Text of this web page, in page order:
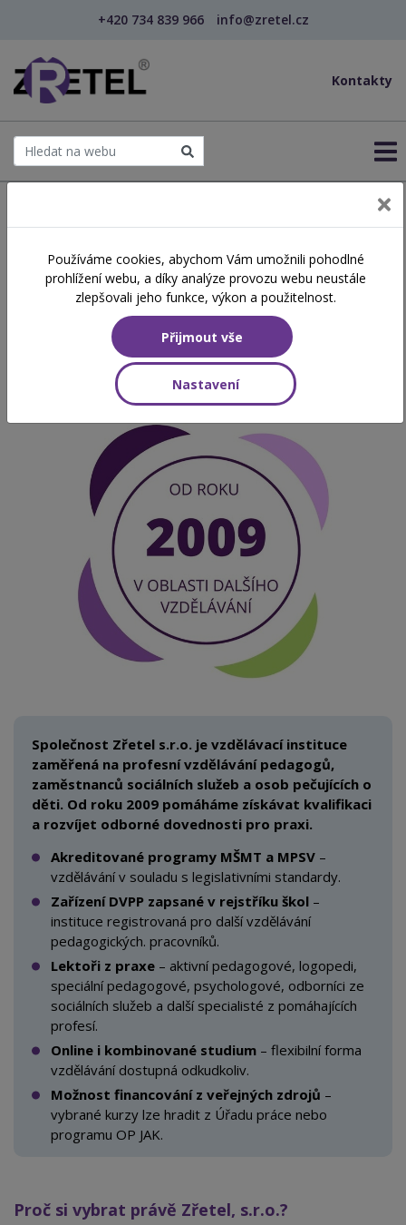
+420 734 839 966 info@zretel.cz
Kontakty
Zřetel – vzdělávání pro
pedagogy, sociální služby a
Společnost Zřetel s.r.o. je vzdělávací instituce
zaměřená na profesní vzdělávání pedagogů,
zaměstnanců sociálních služeb a osob pečujících o
děti. Od roku 2009 pomáháme získávat kvalifikaci
a rozvíjet odborné dovednosti pro praxi.
Akreditované programy MŠMT a MPSV –
vzdělávání v souladu s legislativními standardy.
Zařízení DVPP zapsané v rejstříku škol –
instituce registrovaná pro další vzdělávání
pedagogických. pracovníků.
Lektoři z praxe – aktivní pedagogové, logopedi,
speciální pedagogové, psychologové, odborníci ze
sociálních služeb a další specialisté z pomáhajících
profesí.
Online i kombinované studium – flexibilní forma
vzdělávání dostupná odkudkoliv.
Možnost financování z veřejných zdrojů –
vybrané kurzy lze hradit z Úřadu práce nebo
programu OP JAK.
Proč si vybrat právě Zřetel, s.r.o.?
Používáme cookies, abychom Vám umožnili pohodlné
prohlížení webu, a díky analýze provozu webu neustále
zlepšovali jeho funkce, výkon a použitelnost.
Přijmout vše
Nastavení